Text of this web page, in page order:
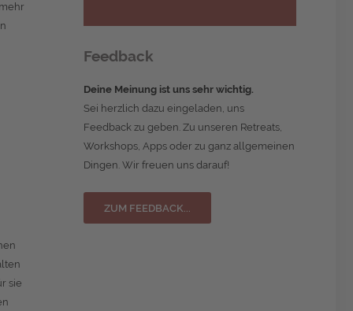
sie
Feedback
Deine Meinung ist uns sehr wichtig.
Sei herzlich dazu eingeladen, uns
Feedback zu geben. Zu unseren Retreats,
Workshops, Apps oder zu ganz allgemeinen
Dingen. Wir freuen uns darauf!
ZUM FEEDBACK...